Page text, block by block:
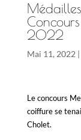
2022
Mai 11, 2022 |
Le concours
coiffure se
Cholet.